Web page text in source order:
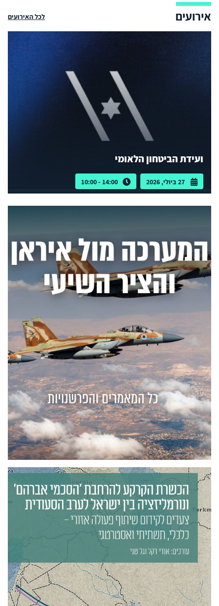
אירועים לכל האירועים
ועידת הביטחון הלאומי
27 ביולי, 2026 14:00 - 10:00